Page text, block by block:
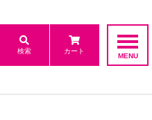
検索 カート